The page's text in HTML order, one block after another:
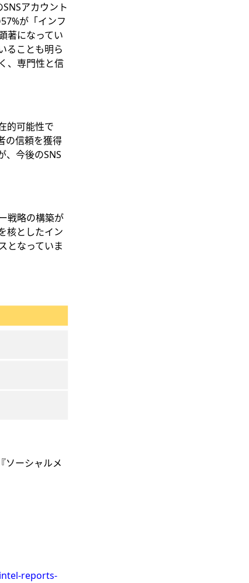
アカウント
が「インフ
著になってい
ることも明ら
、専門性と信
的可能性で
の信頼を獲得
、今後のSNS
戦略の構築が
核としたイン
となっていま
ソーシャルメ
reports-